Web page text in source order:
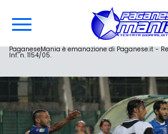
PaganeseMania è emanazione di Paganese.it -
Inf. n. 1154/05.